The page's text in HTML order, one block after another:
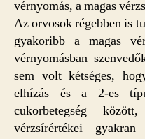
vérnyomás, a magas
Az orvosok régebben is
gyakoribb a magas
vérnyomásban
sem volt kétséges,
elhízás és a 2-es
cukorbetegség
vérzsírértékei